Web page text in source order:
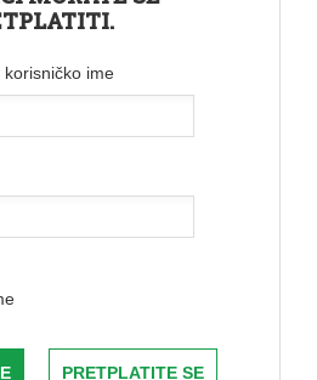
korisničko ime
PRETPLATITE SE